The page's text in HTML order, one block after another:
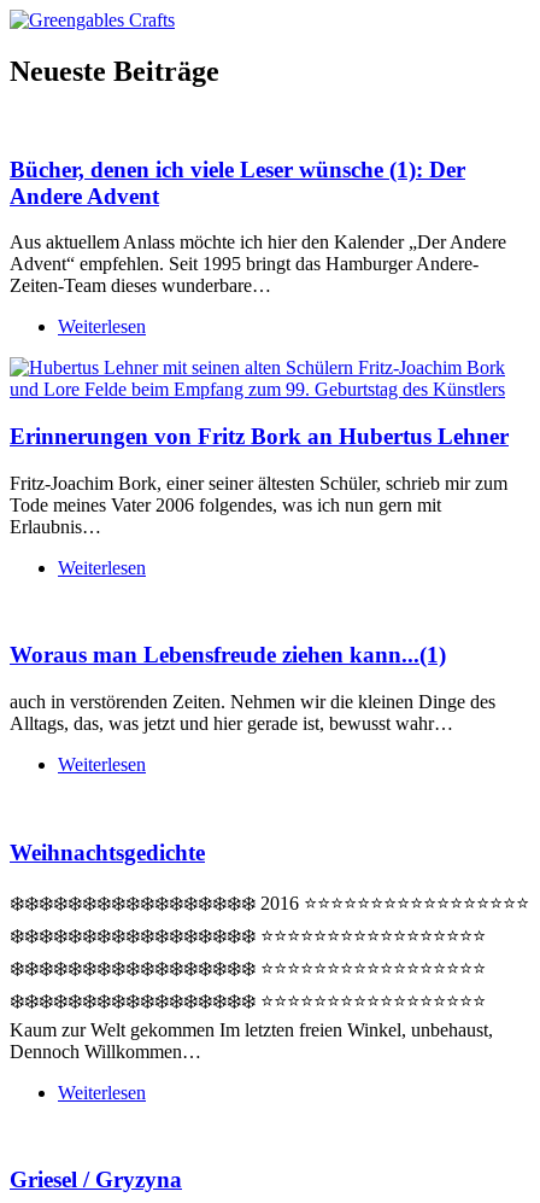
Neueste Beiträge
Bücher, denen ich viele Leser wünsche (1): Der
Andere Advent
Aus aktuellem Anlass möchte ich hier den Kalender „Der Andere
Advent“ empfehlen. Seit 1995 bringt das Hamburger Andere-
Zeiten-Team dieses wunderbare…
Weiterlesen
Erinnerungen von Fritz Bork an Hubertus Lehner
Fritz-Joachim Bork, einer seiner ältesten Schüler, schrieb mir zum
Tode meines Vater 2006 folgendes, was ich nun gern mit
Erlaubnis…
Weiterlesen
Woraus man Lebensfreude ziehen kann...(1)
auch in verstörenden Zeiten. Nehmen wir die kleinen Dinge des
Alltags, das, was jetzt und hier gerade ist, bewusst wahr…
Weiterlesen
Weihnachtsgedichte
❄️❄️❄️❄️❄️❄️❄️❄️❄️❄️❄️❄️❄️❄️❄️❄️❄️ 2016 ⭐⭐⭐⭐⭐⭐⭐⭐⭐⭐⭐⭐⭐⭐⭐⭐⭐
❄️❄️❄️❄️❄️❄️❄️❄️❄️❄️❄️❄️❄️❄️❄️❄️❄️ ⭐⭐⭐⭐⭐⭐⭐⭐⭐⭐⭐⭐⭐⭐⭐⭐⭐
❄️❄️❄️❄️❄️❄️❄️❄️❄️❄️❄️❄️❄️❄️❄️❄️❄️ ⭐⭐⭐⭐⭐⭐⭐⭐⭐⭐⭐⭐⭐⭐⭐⭐⭐
❄️❄️❄️❄️❄️❄️❄️❄️❄️❄️❄️❄️❄️❄️❄️❄️❄️ ⭐⭐⭐⭐⭐⭐⭐⭐⭐⭐⭐⭐⭐⭐⭐⭐⭐
Kaum zur Welt gekommen Im letzten freien Winkel, unbehaust,
Dennoch Willkommen…
Weiterlesen
Griesel / Gryzyna